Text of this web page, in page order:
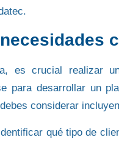
es crucial realizar
para desarrollar un
considerar
qué tipo de